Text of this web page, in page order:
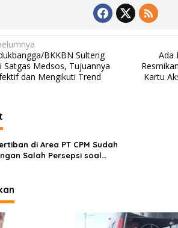
BKKBN Sulteng
Satgas Medsos, Tujuannya
dan Mengikuti Trend
Ada
Kartu
di Area PT CPM Sudah
Salah Persepsi soal